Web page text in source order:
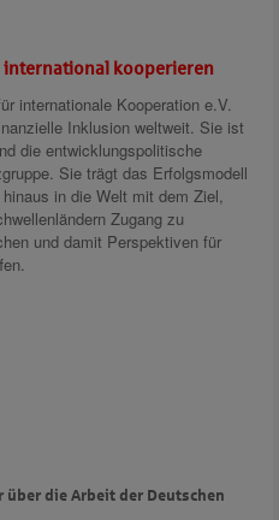
international kooperieren
internationale Kooperation e.V.
Inklusion weltweit. Sie ist
die entwicklungspolitische
Sie trägt das Erfolgsmodell
in die Welt mit dem Ziel,
Zugang zu
und damit Perspektiven für
über die Arbeit der Deutschen